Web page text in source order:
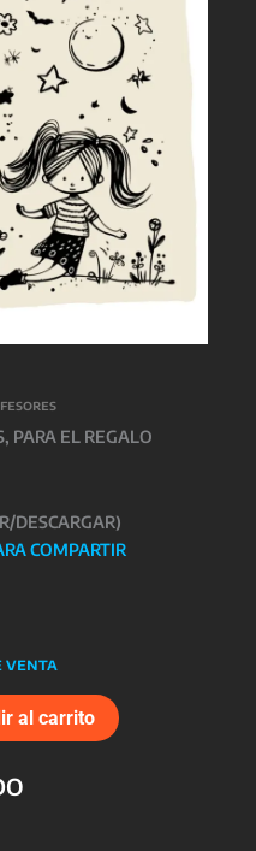
PARA EL REGALO
DESCARGAR)
COMPARTIR
venta
al carrito